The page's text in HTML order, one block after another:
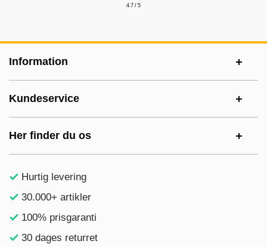
4.7 / 5
Information
Kundeservice
Her finder du os
Hurtig levering
30.000+ artikler
100% prisgaranti
30 dages returret